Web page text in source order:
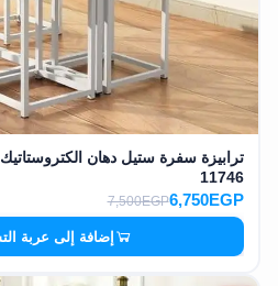
11746
6,750EGP
7,500EGP
إضافة إلى عربة